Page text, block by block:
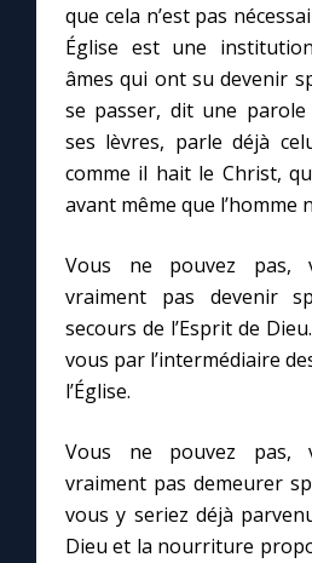
que cela n’est pas
Église est une
âmes qui ont su devenir
se passer, dit une
ses lèvres, parle déjà
comme il hait le Christ,
avant même que l’homme
Vous ne pouvez pas,
vraiment pas devenir
secours de l’Esprit de
vous par l’intermédiaire
l’Église.
Vous ne pouvez pas,
vraiment pas demeurer
vous y seriez déjà
Dieu et la nourriture